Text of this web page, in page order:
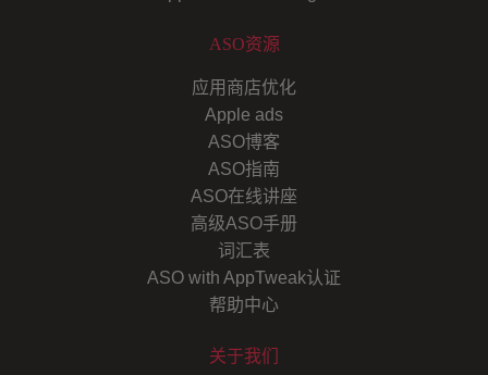
ASO资源
应用商店优化
Apple ads
ASO博客
ASO指南
ASO在线讲座
高级ASO手册
词汇表
ASO with AppTweak认证
帮助中心
关于我们